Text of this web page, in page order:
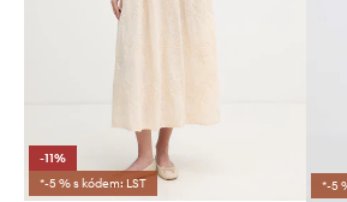
-11%
*-5 % s kódem: LST
*-5